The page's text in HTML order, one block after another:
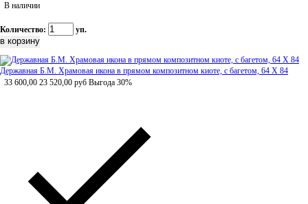
В наличии
Количество: уп.
Державная Б.М. Храмовая икона в прямом композитном киоте, с багетом, 64 Х 84
33 600,00 23 520,00 руб Выгода 30%